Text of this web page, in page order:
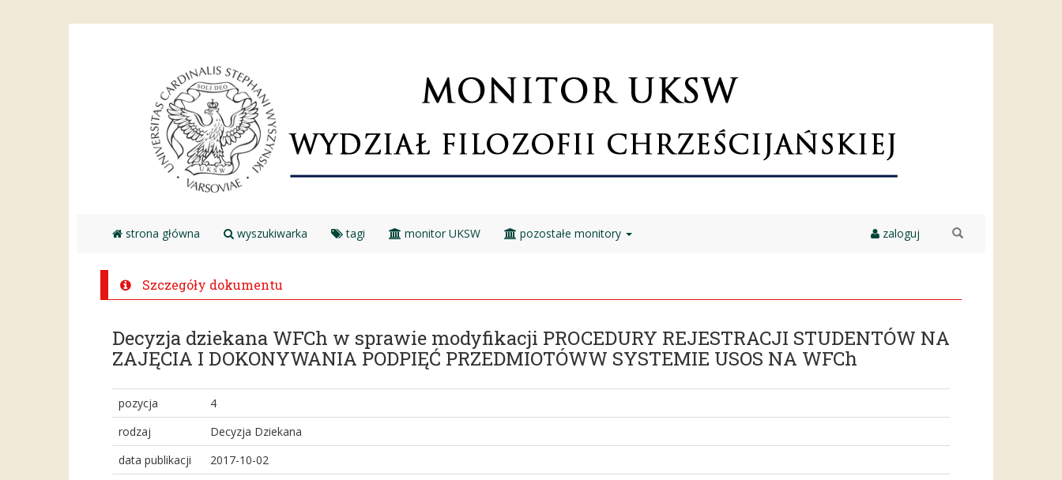
strona główna wyszukiwarka tagi monitor UKSW pozostałe monitory zaloguj
Szczegóły dokumentu
Decyzja dziekana WFCh w sprawie modyfikacji PROCEDURY REJESTRACJI STUDENTÓW NA
ZAJĘCIA I DOKONYWANIA PODPIĘĆ PRZEDMIOTÓWW SYSTEMIE USOS NA WFCh
pozycja
4
rodzaj
Decyzja Dziekana
data publikacji
2017-10-02